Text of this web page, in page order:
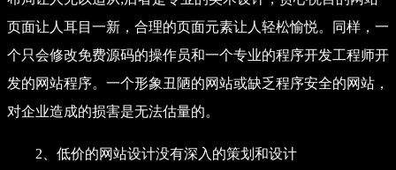
页面让人耳目一新，合理的页面元素让人轻松愉悦。同样，一
个只会修改免费源码的操作员和一个专业的程序开发工程师开
发的网站程序。一个形象丑陋的网站或缺乏程序安全的网站，
对企业造成的损害是无法估量的。
2、低价的网站设计没有深入的策划和设计